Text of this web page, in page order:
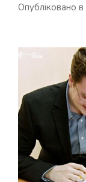
Опубліковано в